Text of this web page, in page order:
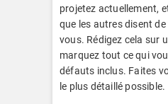
projetez actuellement,
que les autres disent
vous. Rédigez cela sur
marquez tout ce qui
défauts inclus. Faites
le plus détaillé possible.